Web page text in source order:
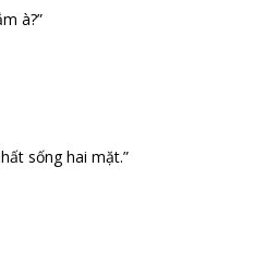
à?”
sống hai mặt.”